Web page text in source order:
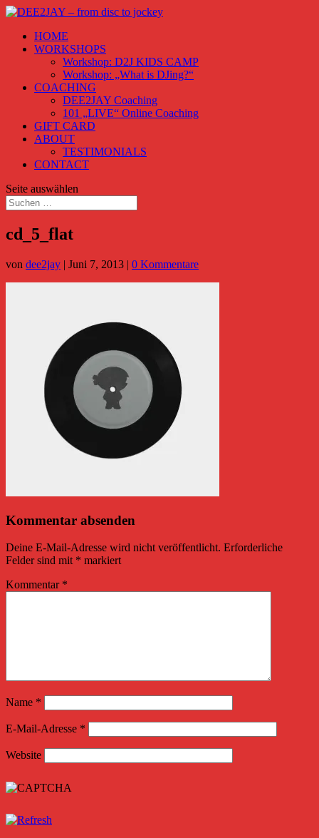
HOME
WORKSHOPS
Workshop: D2J KIDS CAMP
Workshop: „What is DJing?“
COACHING
DEE2JAY Coaching
101 „LIVE“ Online Coaching
GIFT CARD
ABOUT
TESTIMONIALS
CONTACT
Seite auswählen
cd_5_flat
von dee2jay | Juni 7, 2013 | 0 Kommentare
Kommentar absenden
Deine E-Mail-Adresse wird nicht veröffentlicht. Erforderliche
Felder sind mit * markiert
Kommentar *
Name *
E-Mail-Adresse *
Website